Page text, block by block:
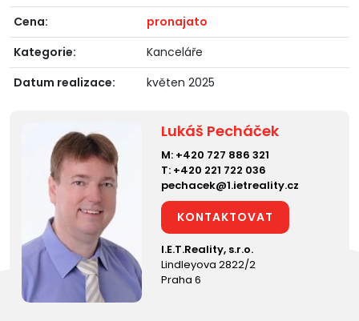
Cena:
pronajato
Kategorie:
Kanceláře
Datum realizace:
květen 2025
Lukáš Pecháček
M: +420 727 886 321
T: +420 221 722 036
pechacek@1.ietreality.cz
KONTAKTOVAT
I.E.T.Reality, s.r.o.
Lindleyova 2822/2
Praha 6